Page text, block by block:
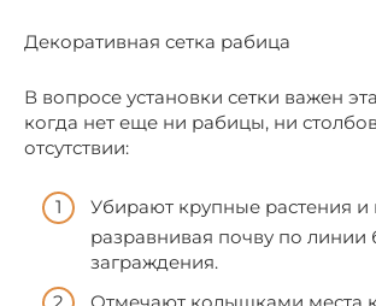
Декоративная сетка рабица
В вопросе установки сетки важен
когда нет еще ни рабицы, ни
отсутствии:
Убирают крупные растения и
разравнивая почву по линии
заграждения.